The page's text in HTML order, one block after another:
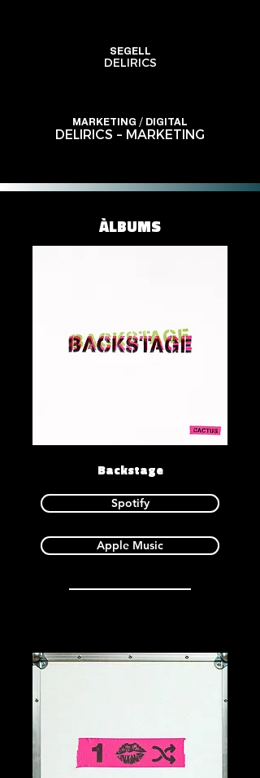
SEGELL
DELIRICS
MARKETING / DIGITAL
DELIRICS – MARKETING
ÀLBUMS
Backstage
Spotify
Apple Music